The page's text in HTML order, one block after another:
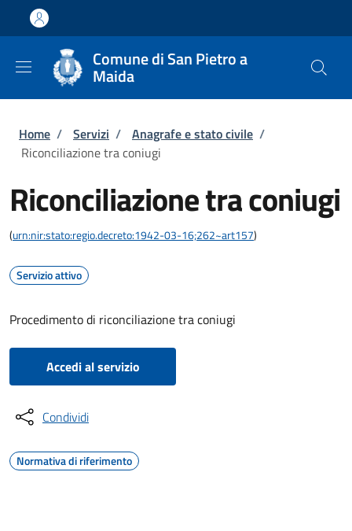
Salta al contenuto principale
Skip to footer content
Comune di San Pietro a
Maida
Briciole di pane
Home / Servizi / Anagrafe e stato civile /
Riconciliazione tra coniugi
Riconciliazione tra coniugi
(urn:nir:stato:regio.decreto:1942-03-16;262~art157)
Servizio attivo
Procedimento di riconciliazione tra coniugi
Accedi al servizio
Condividi
Normativa di riferimento